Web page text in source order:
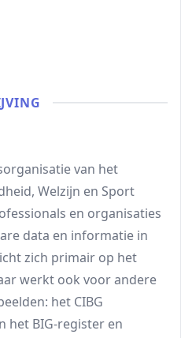
van het
Welzijn en Sport
en organisaties
data en informatie in
zich primair op het
werkt ook voor andere
het CIBG
het BIG-register en